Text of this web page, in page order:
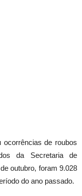
de roubos
da Secretaria de
outubro, foram 9.028
do ano passado.